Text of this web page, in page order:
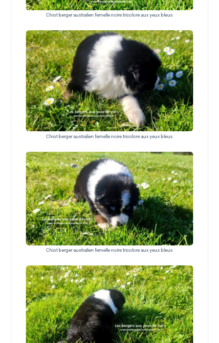
Chiot berger australien femelle noire tricolore aux yeux bleus
Chiot berger australien femelle noire tricolore aux yeux bleus
Chiot berger australien femelle noire tricolore aux yeux bleus